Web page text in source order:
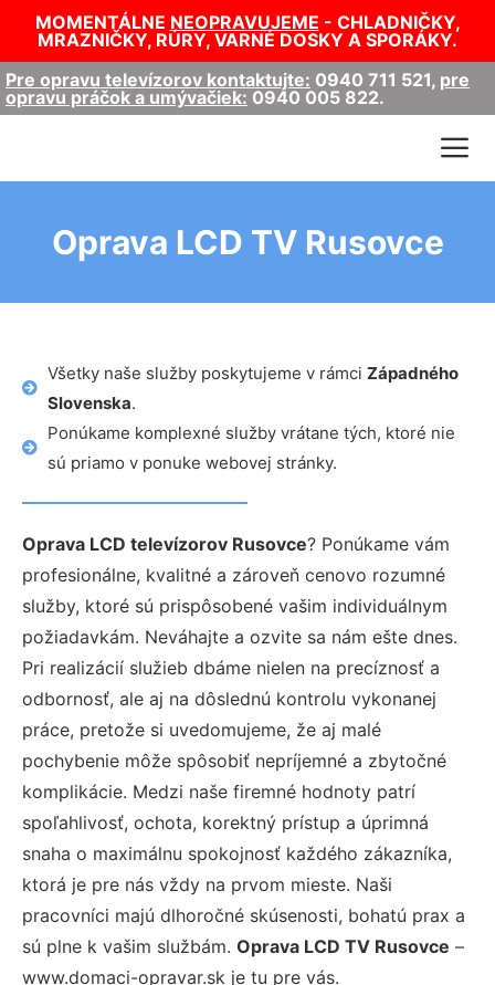
MOMENTÁLNE NEOPRAVUJEME - CHLADNIČKY,
MRAZNIČKY, RÚRY, VARNÉ DOSKY A SPORÁKY.
Pre opravu televízorov kontaktujte: 0940 711 521, pre
opravu práčok a umývačiek: 0940 005 822.
Oprava LCD TV Rusovce
Všetky naše služby poskytujeme v rámci Západného
Slovenska.
Ponúkame komplexné služby vrátane tých, ktoré nie
sú priamo v ponuke webovej stránky.
Oprava LCD televízorov Rusovce? Ponúkame vám
profesionálne, kvalitné a zároveň cenovo rozumné
služby, ktoré sú prispôsobené vašim individuálnym
požiadavkám. Neváhajte a ozvite sa nám ešte dnes.
Pri realizácií služieb dbáme nielen na precíznosť a
odbornosť, ale aj na dôslednú kontrolu vykonanej
práce, pretože si uvedomujeme, že aj malé
pochybenie môže spôsobiť nepríjemné a zbytočné
komplikácie. Medzi naše firemné hodnoty patrí
spoľahlivosť, ochota, korektný prístup a úprimná
snaha o maximálnu spokojnosť každého zákazníka,
ktorá je pre nás vždy na prvom mieste. Naši
pracovníci majú dlhoročné skúsenosti, bohatú prax a
sú plne k vašim službám. Oprava LCD TV Rusovce –
www.domaci-opravar.sk je tu pre vás.